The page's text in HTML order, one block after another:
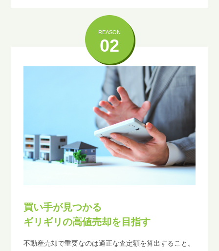
REASON
02
買い手が見つかる
ギリギリの高値売却を目指す
不動産売却で重要なのは適正な査定額を算出すること。